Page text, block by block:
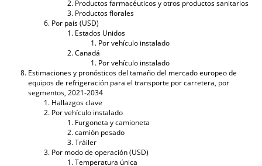
Productos farmacéuticos y otros productos sanitarios
Productos florales
Por país (USD)
Estados Unidos
Por vehículo instalado
Canadá
Por vehículo instalado
Estimaciones y pronósticos del tamaño del mercado europeo de
equipos de refrigeración para el transporte por carretera, por
segmentos, 2021-2034
Hallazgos clave
Por vehículo instalado
Furgoneta y camioneta
camión pesado
Tráiler
Por modo de operación (USD)
Temperatura única